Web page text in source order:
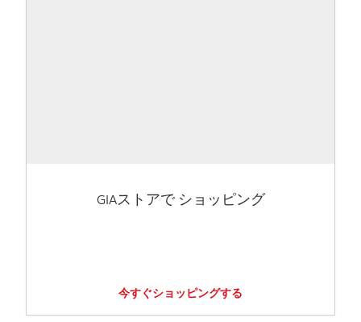
GIAストアで ショッピング
今すぐショッピングする